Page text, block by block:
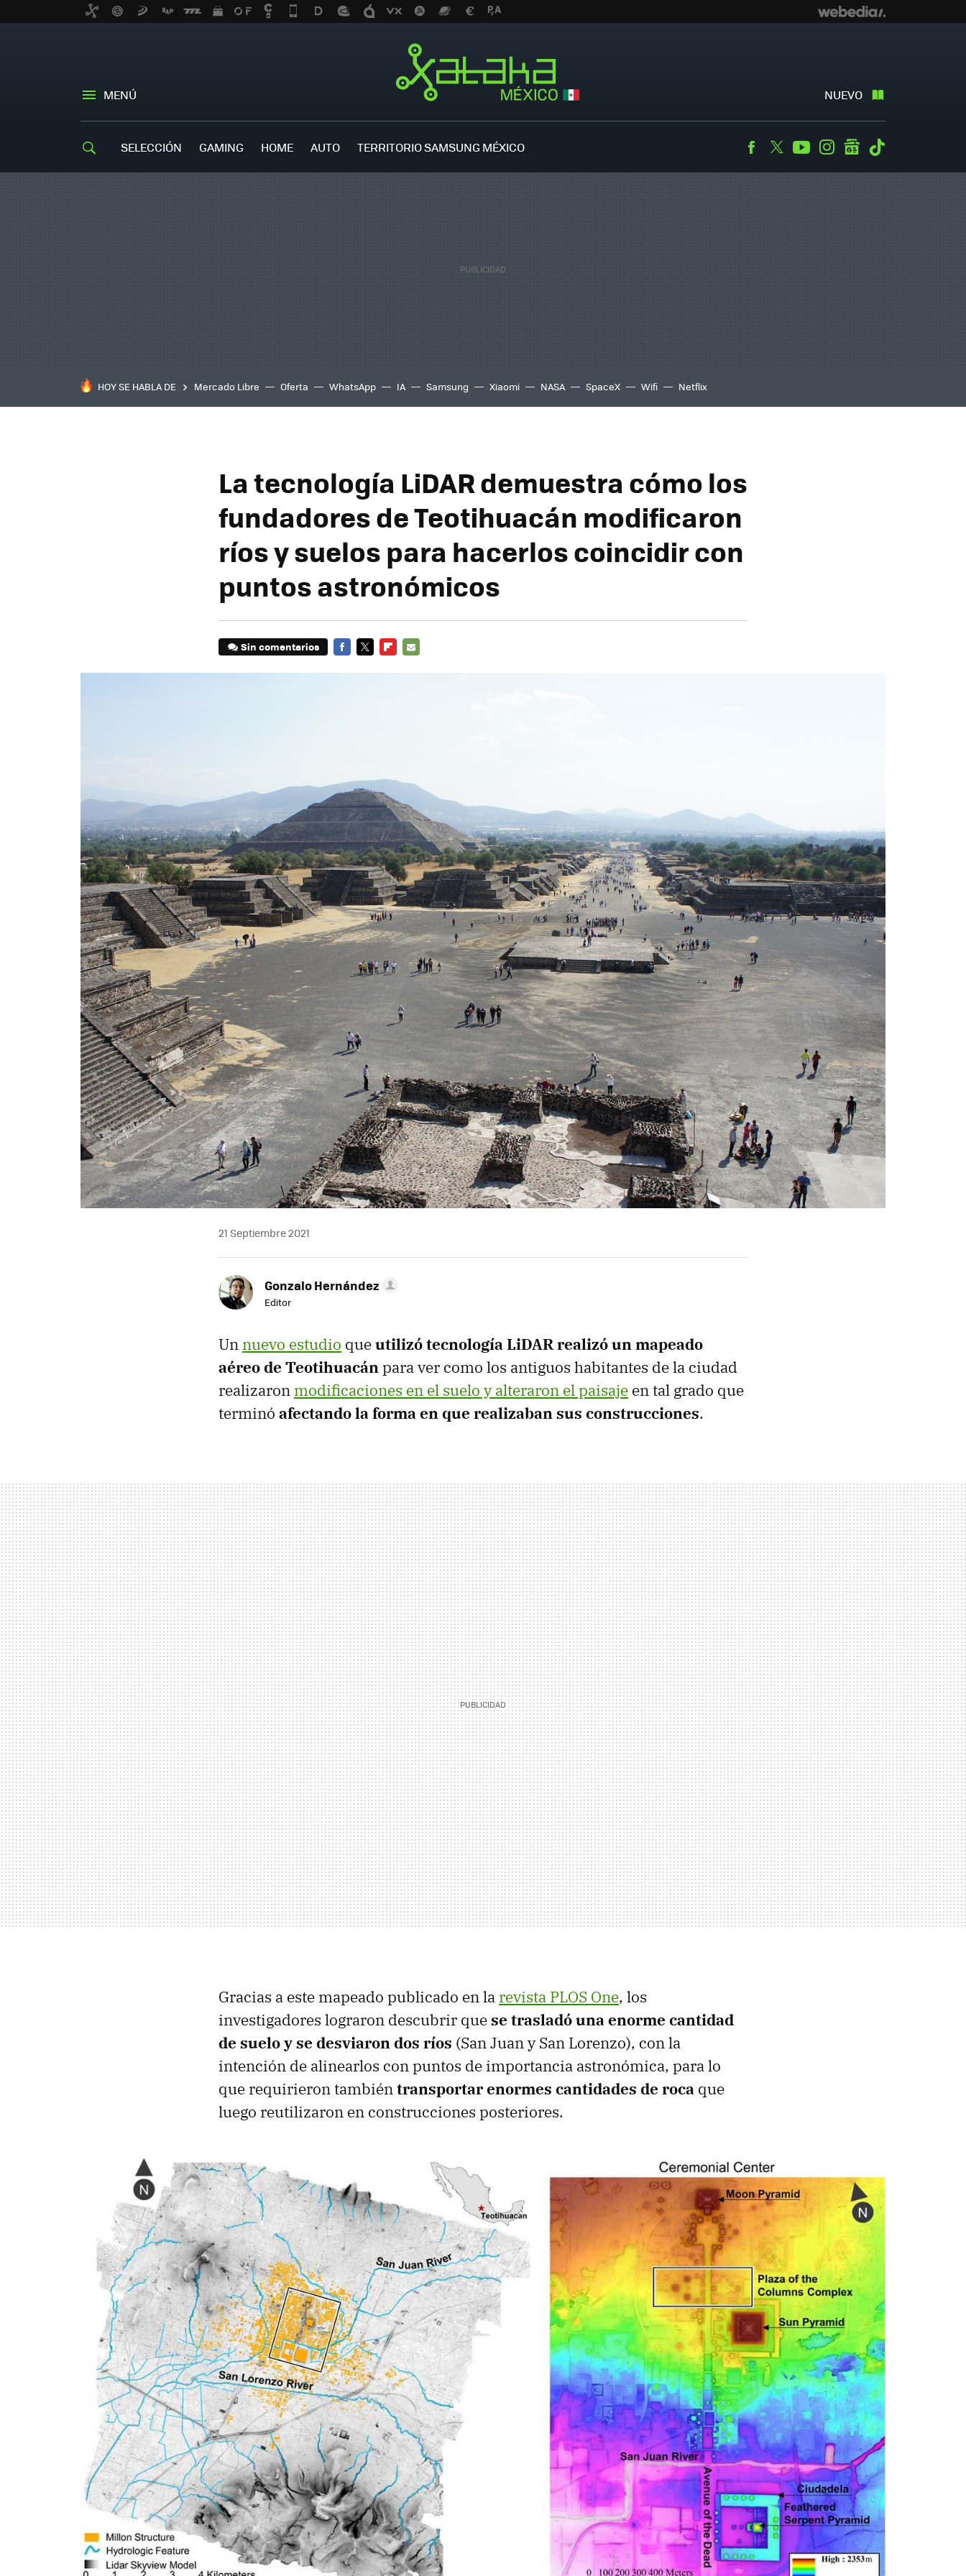
MENÚ NUEVO
SELECCIÓN GAMING HOME AUTO TERRITORIO SAMSUNG MÉXICO Facebook
TwitterYoutubeInstagramgooglenews
HOY SE HABLA DE Mercado Libre Oferta WhatsApp IA Samsung Xiaomi NASA SpaceX Wifi Netflix
La tecnología LiDAR demuestra cómo los
fundadores de Teotihuacán modificaron
ríos y suelos para hacerlos coincidir con
puntos astronómicos
Sin comentarios
21 Septiembre 2021
Gonzalo Hernández
Editor
Un nuevo estudio queutilizó tecnología LiDAR realizó un mapeado
aéreo de Teotihuacánpara ver como los antiguos habitantes de la ciudad
realizaron modificaciones en el suelo y alteraron el paisaje en tal grado que
terminó afectando la forma en que realizaban sus construcciones.
Gracias a este mapeado publicado en la revista PLOS One, los
investigadores lograron descubrir quese trasladó una enorme cantidad
de suelo y se desviaron dos ríos (San Juan y San Lorenzo), con la
intención de alinearlos con puntos de importancia astronómica, para lo
que requirieron tambiéntransportar enormes cantidades de roca que
luego reutilizaron en construcciones posteriores.